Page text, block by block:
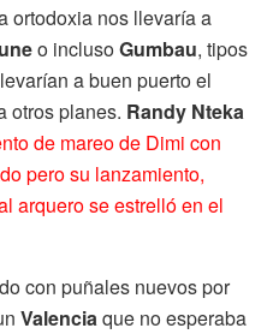
ortodoxia nos llevaría a
o inclusoGumbau, tipos
a buen puerto el
otros planes. Randy Nteka
de mareo de Dimi con
pero su lanzamiento,
arquero se estrelló en el
con puñales nuevos por
Valenciaque no esperaba